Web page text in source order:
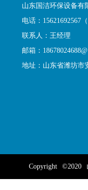
山东国洁环保设备有
电话：15621692567
联系人：王经理
邮箱：
地址：山东省潍坊市
Copyright ©2020